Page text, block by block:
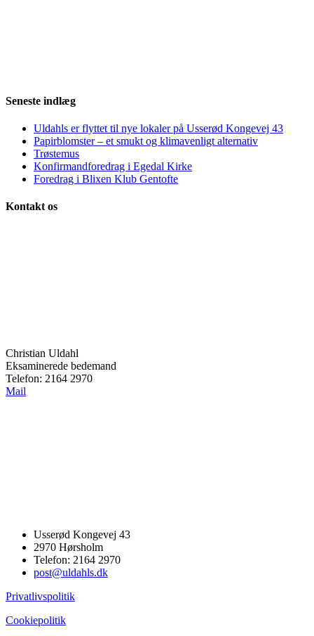
Seneste indlæg
Uldahls er flyttet til nye lokaler på Usserød Kongevej 43
Papirblomster – et smukt og klimavenligt alternativ
Trøstemus
Konfirmandforedrag i Egedal Kirke
Foredrag i Blixen Klub Gentofte
Kontakt os
Christian Uldahl
Eksaminerede bedemand
Telefon: 2164 2970
Mail
Usserød Kongevej 43
2970 Hørsholm
Telefon: 2164 2970
post@uldahls.dk
Privatlivspolitik
Cookiepolitik